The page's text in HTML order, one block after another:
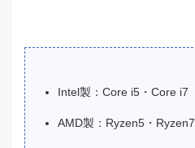
Intel製：Core i5・Core i7
AMD製：Ryzen5・Ryzen7